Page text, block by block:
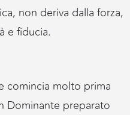
non deriva dalla forza,
e fiducia.
comincia molto prima
Dominante preparato